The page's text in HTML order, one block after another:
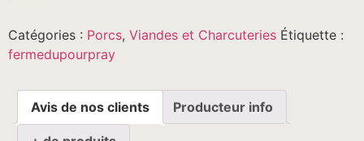
dans
l’Échine
-
Catégories : Porcs, Viandes et Charcuteries Étiquette :
fermedupourpray
Avis de nos clients Producteur info